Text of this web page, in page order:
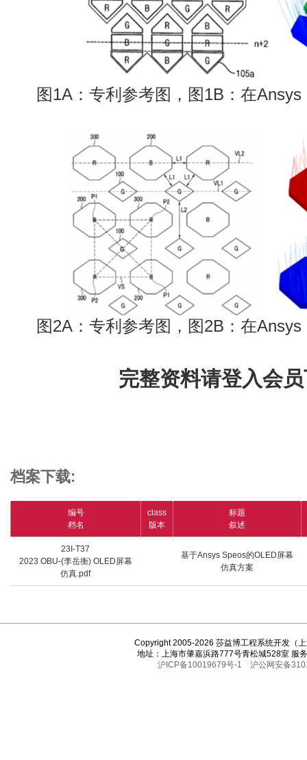
图1A：专利参考图，图1B：在
图2A：专利参考图，图2B：在
完整资料请登入会
档案下载:
编号
档名
class
版本
标题
叙述
23I-T37
2023 OBU-(李岳衡) OLED屏幕
仿真.pdf
基于Ansys Speos的OLED屏幕
仿真方案
Copyright 2005-2026 莎益博工程系统开发（
地址：上海市肇嘉浜路777号青松城528室 服
沪ICP备10019679号-1
沪公网安备